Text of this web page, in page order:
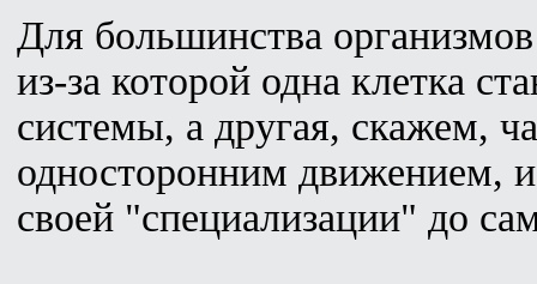
Для большинства
из-за которой одна клетка
системы, а другая, скажем,
односторонним движением,
своей "специализации" до